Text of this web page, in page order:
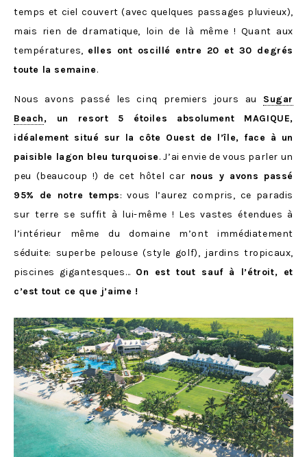
temps et ciel couvert (avec quelques passages pluvieux),
mais rien de dramatique, loin de là même ! Quant aux
températures, elles ont oscillé entre 20 et 30 degrés
toute la semaine.
Nous avons passé les cinq premiers jours au Sugar
Beach, un resort 5 étoiles absolument MAGIQUE,
idéalement situé sur la côte Ouest de l’île, face à un
paisible lagon bleu turquoise. J’ai envie de vous parler un
peu (beaucoup !) de cet hôtel car nous y avons passé
95% de notre temps: vous l’aurez compris, ce paradis
sur terre se suffit à lui-même ! Les vastes étendues à
l’intérieur même du domaine m’ont immédiatement
séduite: superbe pelouse (style golf), jardins tropicaux,
piscines gigantesques… On est tout sauf à l’étroit, et
c’est tout ce que j’aime !